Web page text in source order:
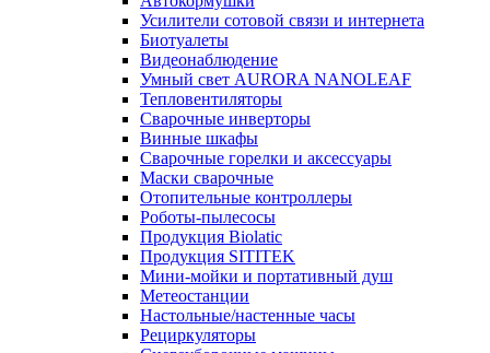
Усилители сотовой связи и интернета
Биотуалеты
Видеонаблюдение
Умный свет AURORA NANOLEAF
Тепловентиляторы
Сварочные инверторы
Винные шкафы
Сварочные горелки и аксессуары
Маски сварочные
Отопительные контроллеры
Роботы-пылесосы
Продукция Biolatic
Продукция SITITEK
Мини-мойки и портативный душ
Метеостанции
Настольные/настенные часы
Рециркуляторы